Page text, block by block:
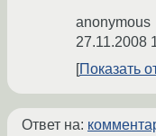
anonymous
27.11.2008
Показать
Ответ на: